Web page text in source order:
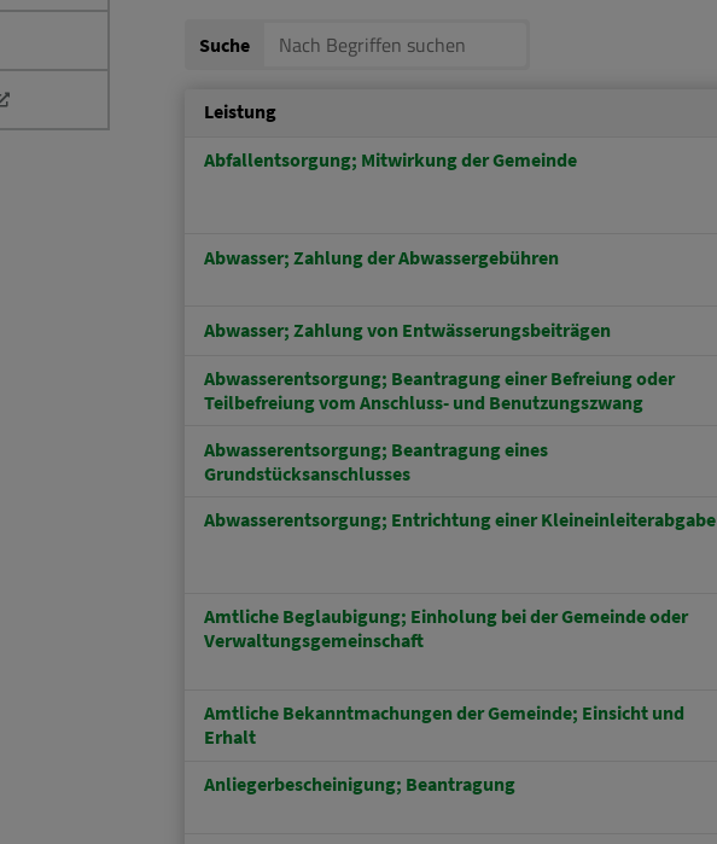
Suche
Leistung
Abfallentsorgung; Mitwirkung der Gemeinde
Abwasser; Zahlung der Abwassergebühren
Abwasser; Zahlung von Entwässerungsbeiträgen
Abwasserentsorgung; Beantragung einer Befreiung oder
Teilbefreiung vom Anschluss- und Benutzungszwang
Abwasserentsorgung; Beantragung eines
Grundstücksanschlusses
Abwasserentsorgung; Entrichtung einer Kleineinleiterabgabe
Amtliche Beglaubigung; Einholung bei der Gemeinde oder
Verwaltungsgemeinschaft
Amtliche Bekanntmachungen der Gemeinde; Einsicht und
Erhalt
Anliegerbescheinigung; Beantragung